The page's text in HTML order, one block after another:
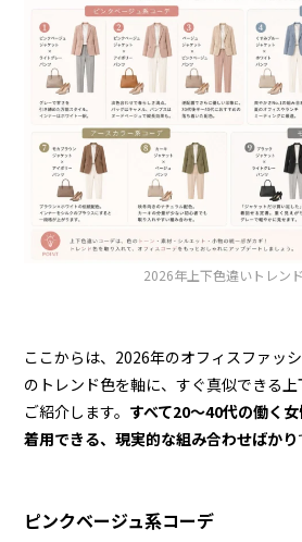
2026年上下色違いトレン
ここからは、2026年のオフィスファッ
のトレンド色を軸に、すぐ真似できる
ご紹介します。 すべて20〜40代の働く
着用できる、現実的な組み合わせばかり
ピンクベージュ系コーデ